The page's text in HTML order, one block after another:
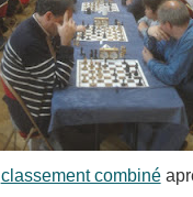
classement combiné